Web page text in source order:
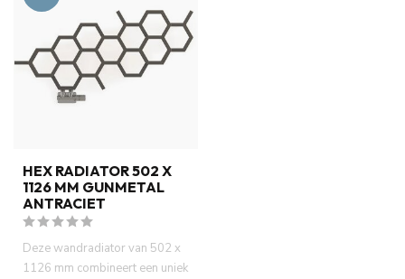
HEX RADIATOR 502 X
1126 MM GUNMETAL
ANTRACIET
Deze wandradiator van 502 x
1126 mm combineert een uniek